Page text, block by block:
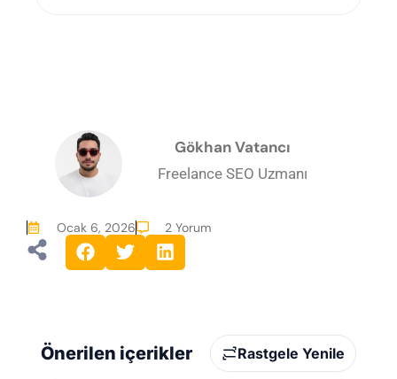
Gökhan Vatancı
Freelance SEO Uzmanı
Ocak 6, 2026 2 Yorum
Önerilen içerikler Rastgele Yenile